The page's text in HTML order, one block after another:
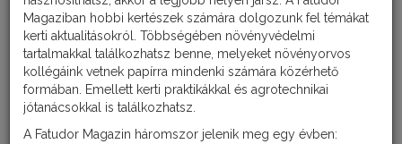
Magaziban hobbi kertészek számára dolgozunk fel témákat
kerti aktualitásokról. Többségében növényvédelmi
tartalmakkal találkozhatsz benne, melyeket növényorvos
kollégáink vetnek papírra mindenki számára közérhető
formában. Emellett kerti praktikákkal és agrotechnikai
jótanácsokkal is találkozhatsz.
A Fatudor Magazin háromszor jelenik meg egy évben: